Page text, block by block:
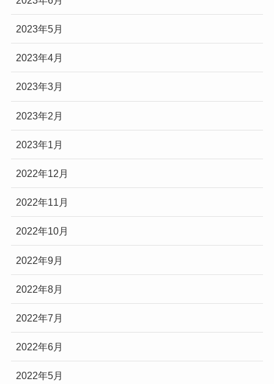
2023年5月
2023年4月
2023年3月
2023年2月
2023年1月
2022年12月
2022年11月
2022年10月
2022年9月
2022年8月
2022年7月
2022年6月
2022年5月